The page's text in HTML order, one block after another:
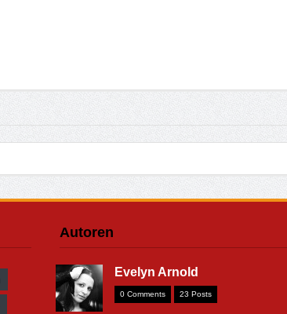
Autoren
Evelyn Arnold
0 Comments 23 Posts